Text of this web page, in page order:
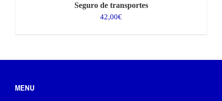
Seguro de transportes
42,00€
MENU